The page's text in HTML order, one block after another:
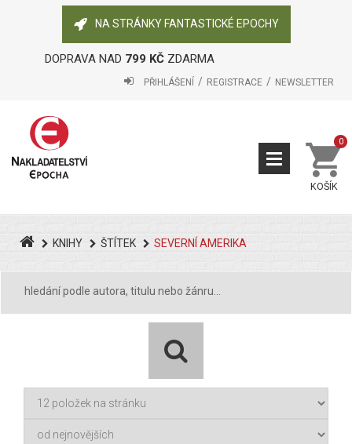
NA STRÁNKY FANTASTICKÉ EPOCHY
DOPRAVA NAD 799 KČZDARMA
PŘIHLÁŠENÍ REGISTRACE NEWSLETTER
KOŠÍK
0
KNIHY ŠTÍTEK SEVERNÍ AMERIKA